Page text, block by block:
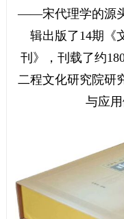
——宋代理学的源
辑出版了14期
刊》，刊载了约
二程文化研究院研
与应用